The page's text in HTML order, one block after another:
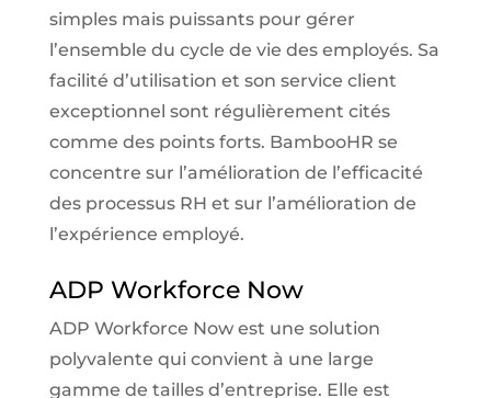
simples mais puissants pour gérer
l’ensemble du cycle de vie des employés. Sa
facilité d’utilisation et son service client
exceptionnel sont régulièrement cités
comme des points forts. BambooHR se
concentre sur l’amélioration de l’efficacité
des processus RH et sur l’amélioration de
l’expérience employé.
ADP Workforce Now
ADP Workforce Now est une solution
polyvalente qui convient à une large
gamme de tailles d’entreprise. Elle est